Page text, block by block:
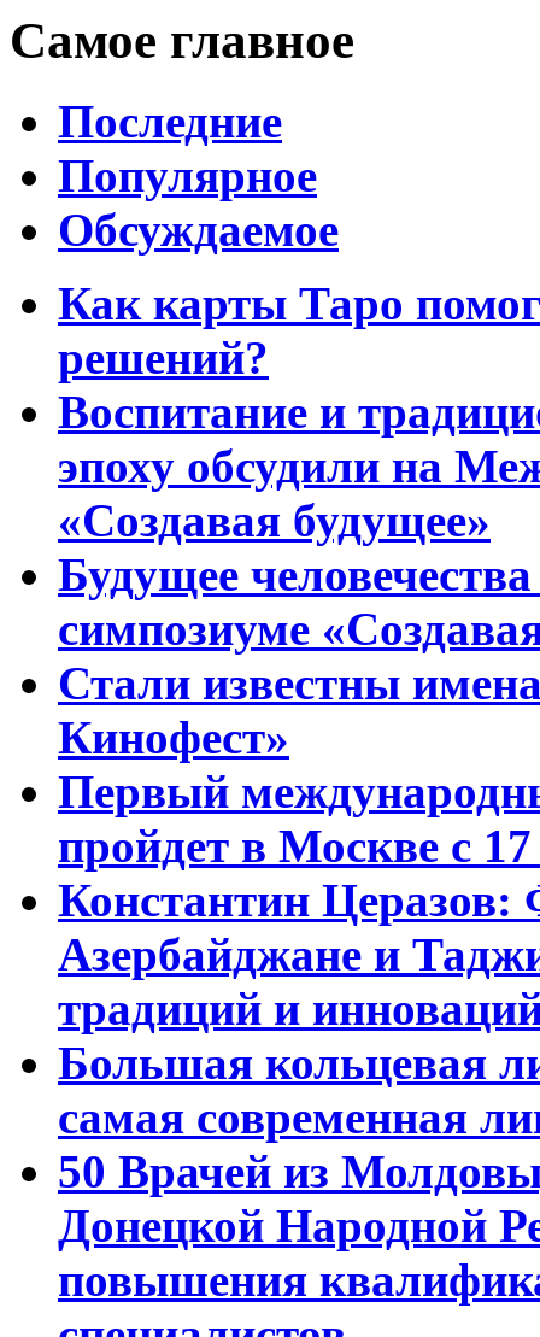
Самое главное
Последние
Популярное
Обсуждаемое
Как карты Таро
решений?
Воспитание и
эпоху обсудили на
«Создавая будущее»
Будущее
симпозиуме
Стали известны
Кинофест»
Первый
пройдет в Москве с
Константин Церазов:
Азербайджане и
традиций и
Большая кольцевая
самая современная
50 Врачей из
Донецкой Народной
повышения